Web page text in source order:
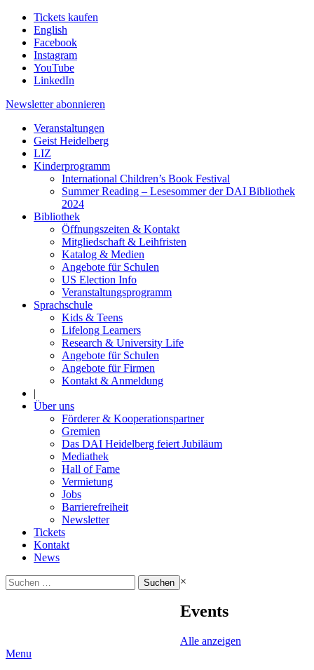
Tickets kaufen
English
Facebook
Instagram
YouTube
LinkedIn
Newsletter abonnieren
Veranstaltungen
Geist Heidelberg
LIZ
Kinderprogramm
International Children’s Book Festival
Summer Reading – Lesesommer der DAI Bibliothek
2024
Bibliothek
Öffnungszeiten & Kontakt
Mitgliedschaft & Leihfristen
Katalog & Medien
Angebote für Schulen
US Election Info
Veranstaltungsprogramm
Sprachschule
Kids & Teens
Lifelong Learners
Research & University Life
Angebote für Schulen
Angebote für Firmen
Kontakt & Anmeldung
|
Über uns
Förderer & Kooperationspartner
Gremien
Das DAI Heidelberg feiert Jubiläum
Mediathek
Hall of Fame
Vermietung
Jobs
Barrierefreiheit
Newsletter
Tickets
Kontakt
News
Suchen
nach:
×
Events
Alle anzeigen
Menu